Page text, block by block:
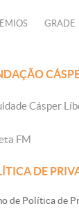
GRADE
Cásper
FM
DE
de Política de